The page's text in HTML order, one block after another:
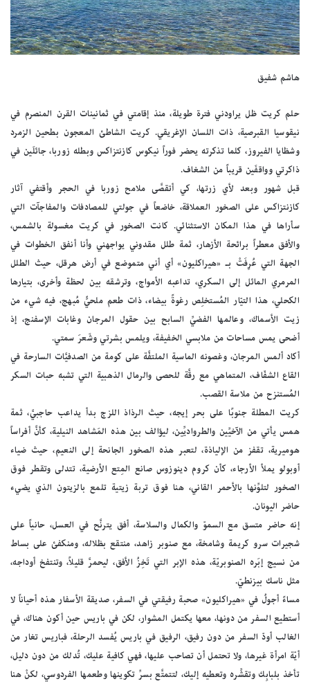
هاشم شفيق
حلم كريت ظل يراودني فترة طويلة، منذ إقامتي في ثمانينات القرن المنصرم في
نيقوسيا القبرصية، ذات اللسان الإغريقي. كريت الشاطئ المعجون بطحين الزمرد
وشظايا الفيروز، كلما تذكرته يحضر فوراً نيكوس كازنتزاكس وبطله زوربا، جائلَين في
ذاكرتي وواقفَين قريباً من الشغاف.
قبل شهور وبعد لأي زرتها، كي أتقصَّى ملامح زوربا في الحجر وأقتفي آثار
كازنتزاكس على الصخور العملاقة، خاضعاً في جولتي للمصادفات والمفاجآت التي
سأراها في هذا المكان الاستثنائي. كانت الصخور في كريت مغسولة بالشمس،
والأفق معطراً برائحة الأزهار، ثمة طلل مقدوني يواجهني وأنا أنفق الخطوات في
الجهة التي عُرِفَتْ بـ «هيراكليون» أي أني متموضع في أرض هرقل، حيث الطلل
المرمري المائل إلى السكري، تداعبه الأمواج، وترشقه بين لحظة وأخرى، بتيارها
الكحلي، هذا التيّار المُستخلِص رغوةً بيضاء، ذات طعم ملحيٍّ مُبهج، فيه شيء من
زيت الأسماك، وعالمها الفضيِّ السابح بين حقول المرجان وغابات الإسفنج، إذ
أضحى يمس مساحات من ملابسي الخفيفة، ويلمس بشرتي وشَعرَ سمتي.
أكاد ألمس المرجان، وغصونه الماسية الملتفَّة على كومة من الصدفيَّات السارحة في
القاع الشفّاف، المتماهي مع رقَّة للحصى والرمال الذهبية التي تشبه حبات السكر
المُستنزح من ملاسة القصب.
كريت المطلة جنوبًا على بحر إيجه، حيث الرذاذ اللزج بدأ يداعب حاجبيَّ، ثمة
همس يأتي من الآخيِّين والطرواديِّين، ليؤالف بين هذه المَشاهد النيلية، كأنَّ أفراساً
هوميرية، تقفز من الإلياذة، لتعبر هذه الصخور الجانحة إلى النعيم، حيث ضياء
أوبولو يملأ الأرجاء، كأن كروم دينوزوس صانع المِتع الأرضية، تتدلى وتقطر فوق
الصخور لتلوِّنها بالأحمر القاني، هنا فوق تربة زيتية تلمع بالزيتون الذي يضيء
حاضر اليونان.
إنه حاضر متسق مع السموّ والكمال والسلاسة، أفق يترنَّح في العسل، حانياً على
شجيرات سرو كريمة وشامخة، مع صنوبر زاهد، منتقع بظلاله، ومنكفئ على بساط
من نسيج إبَره الصنوبريّة، هذه الإبر التي تَخِزُ الأفق، ليحمرَّ قليلاً، وتنتفخ أوداجه،
مثل ناسك بيزنطيّ.
مساءً أجولُ في «هيراكليون» صحبة رفيقتي في السفر، صديقة الأسفار هذه أحياناً لا
أستطيع السفر من دونها، معها يكتمل المشوار، لكن في باريس حين أكون هناك، في
الغالب أودّ السفر من دون رفيق، الرفيق في باريس يُفسد الرحلة، فباريس تغار من
أيّة امرأة غيرها، ولا تحتمل أن تصاحب عليها، فهي كافية عليك، تُدلك من دون دليل،
تأخذ بلبابِك وتقشِّره وتعطيه إليك، لتتمتَّع بسرِّ تكوينها وطعمها الفردوسي، لكنْ هنا